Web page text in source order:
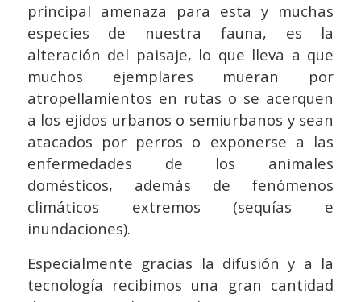
principal amenaza para esta y muchas
especies de nuestra fauna, es la
alteración del paisaje, lo que lleva a que
muchos ejemplares mueran por
atropellamientos en rutas o se acerquen
a los ejidos urbanos o semiurbanos y sean
atacados por perros o exponerse a las
enfermedades de los animales
domésticos, además de fenómenos
climáticos extremos (sequías e
inundaciones).
Especialmente gracias la difusión y a la
tecnología recibimos una gran cantidad